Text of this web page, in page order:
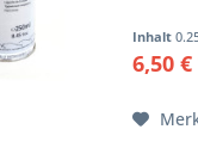
Inhalt
6,50